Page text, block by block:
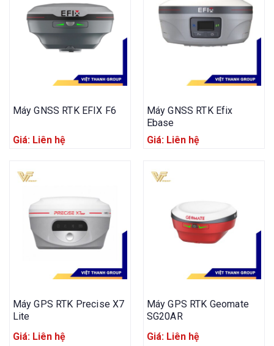
Máy GNSS RTK EFIX F6
Giá: Liên hệ
Máy GNSS RTK Efix
Ebase
Giá: Liên hệ
Máy GPS RTK Precise X7
Lite
Giá: Liên hệ
Máy GPS RTK Geomate
SG20AR
Giá: Liên hệ